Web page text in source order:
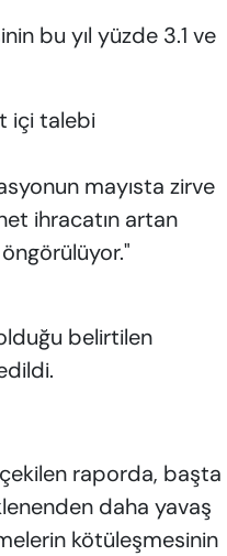
bu yıl yüzde 3.1 ve
içi talebi
mayısta zirve
ihracatın artan
belirtilen
raporda, başta
daha yavaş
kötüleşmesinin